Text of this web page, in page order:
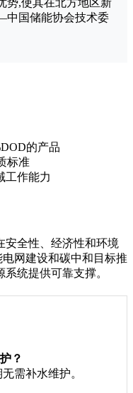
势,使其在北方地区新
国储能协会技术委
的产品
标准
工作能力
安全性、经济性和环境
网建设和碳中和目标推
统提供可靠支撑。
？
需补水维护。